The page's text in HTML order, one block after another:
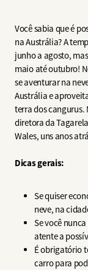
Você sabia que é
na Austrália? A
junho a agosto,
maio até outubro!
se aventurar na
Austrália e
terra dos cangurus.
diretora da
Wales, uns anos
Dicas gerais:
Se quiser
neve, na
Se você
atente a
É obrigatório
carro para